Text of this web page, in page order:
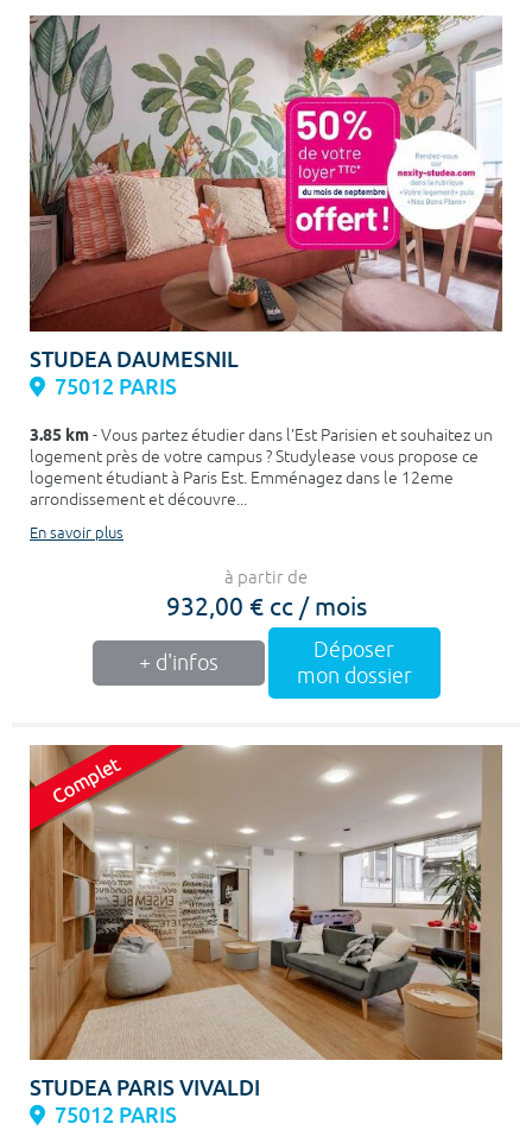
STUDEA DAUMESNIL
75012 PARIS
3.85 km- Vous partez étudier dans l’Est Parisien et souhaitez un
logement près de votre campus ? Studylease vous propose ce
logement étudiant à Paris Est. Emménagez dans le 12eme
arrondissement et découvre...
En savoir plus
à partir de
932,00 € cc / mois
+ d'infos
Déposer
mon dossier
STUDEA PARIS VIVALDI
75012 PARIS